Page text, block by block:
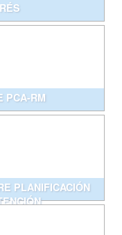
PCA-RM
PLANIFICACIÓN